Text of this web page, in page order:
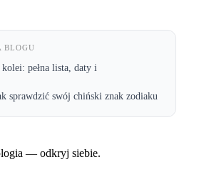
BLOGU
pełna lista, daty i
sprawdzić swój chiński znak zodiaku
— odkryj siebie.